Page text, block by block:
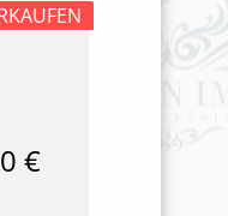
€